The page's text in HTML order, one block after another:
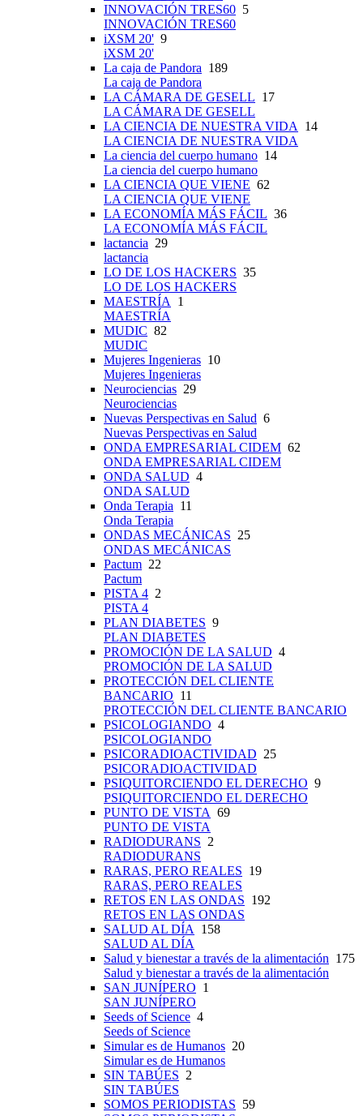
INNOVACIÓN TRES60 5
INNOVACIÓN TRES60
iXSM 20' 9
iXSM 20'
La caja de Pandora 189
La caja de Pandora
LA CÁMARA DE GESELL 17
LA CÁMARA DE GESELL
LA CIENCIA DE NUESTRA VIDA
14
LA CIENCIA DE NUESTRA VIDA
La ciencia del cuerpo humano 14
La ciencia del cuerpo humano
LA CIENCIA QUE VIENE 62
LA CIENCIA QUE VIENE
LA ECONOMÍA MÁS FÁCIL 36
LA ECONOMÍA MÁS FÁCIL
lactancia 29
lactancia
LO DE LOS HACKERS 35
LO DE LOS HACKERS
MAESTRÍA
1
MAESTRÍA
MUDIC 82
MUDIC
Mujeres Ingenieras 10
Mujeres Ingenieras
Neurociencias 29
Neurociencias
Nuevas Perspectivas en Salud 6
Nuevas Perspectivas en Salud
ONDA EMPRESARIAL CIDEM 62
ONDA EMPRESARIAL CIDEM
ONDA SALUD 4
ONDA SALUD
Onda Terapia 11
Onda Terapia
ONDAS MECÁNICAS 25
ONDAS MECÁNICAS
Pactum 22
Pactum
PISTA 4 2
PISTA 4
PLAN DIABETES 9
PLAN DIABETES
PROMOCIÓN DE LA SALUD 4
PROMOCIÓN DE LA SALUD
PROTECCIÓN DEL CLIENTE
BANCARIO 11
PROTECCIÓN DEL CLIENTE BANCARIO
PSICOLOGIANDO 4
PSICOLOGIANDO
PSICORADIOACTIVIDAD 25
PSICORADIOACTIVIDAD
PSIQUITORCIENDO EL DERECHO 9
PSIQUITORCIENDO EL DERECHO
PUNTO DE VISTA 69
PUNTO DE VISTA
RADIODURANS 2
RADIODURANS
RARAS, PERO REALES 19
RARAS, PERO REALES
RETOS EN LAS ONDAS 192
RETOS EN LAS ONDAS
SALUD AL DÍA
158
SALUD AL DÍA
Salud y bienestar a través de la alimentación 175
Salud y bienestar a través de la alimentación
SAN JUNÍPERO 1
SAN JUNÍPERO
Seeds of Science 4
Seeds of Science
Simular es de Humanos 20
Simular es de Humanos
SIN TABÚES 2
SIN TABÚES
SOMOS PERIODISTAS 59